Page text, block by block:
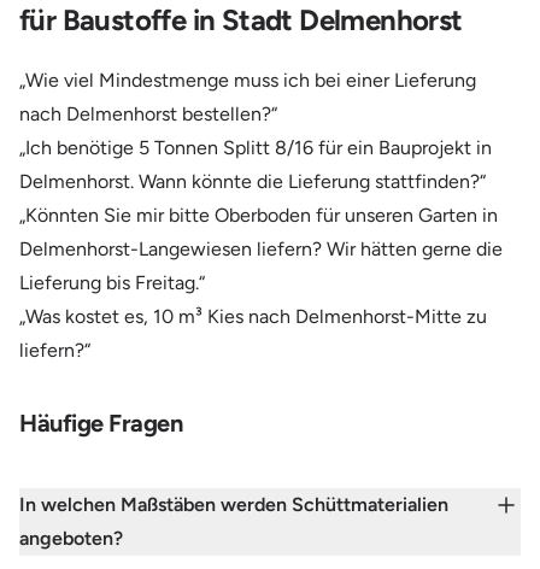
für Baustoffe in Stadt Delmenhorst
„Wie viel Mindestmenge muss ich bei einer Lieferung
nach Delmenhorst bestellen?“
„Ich benötige 5 Tonnen Splitt 8/16 für ein Bauprojekt in
Delmenhorst. Wann könnte die Lieferung stattfinden?“
„Könnten Sie mir bitte Oberboden für unseren Garten in
Delmenhorst-Langewiesen liefern? Wir hätten gerne die
Lieferung bis Freitag.“
„Was kostet es, 10 m³ Kies nach Delmenhorst-Mitte zu
liefern?“
Häufige Fragen
In welchen Maßstäben werden Schüttmaterialien
angeboten?